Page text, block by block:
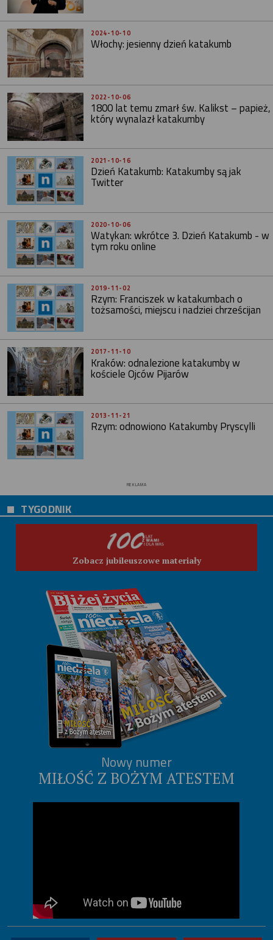
2024-10-10
Włochy: jesienny dzień katakumb
2022-10-06
1800 lat temu zmarł św. Kalikst – papież,
który wynalazł katakumby
2021-10-16
Dzień Katakumb: Katakumby są jak
Twitter
2020-10-06
Watykan: wkrótce 3. Dzień Katakumb - w
tym roku online
2019-11-02
Rzym: Franciszek w katakumbach o
tożsamości, miejscu i nadziei chrześcijan
2017-11-10
Kraków: odnalezione katakumby w
kościele Ojców Pijarów
2013-11-21
Rzym: odnowiono Katakumby Pryscylli
REKLAMA
TYGODNIK
Zobacz jubileuszowe materiały
Nowy numer
MIŁOŚĆ Z BOŻYM ATESTEM